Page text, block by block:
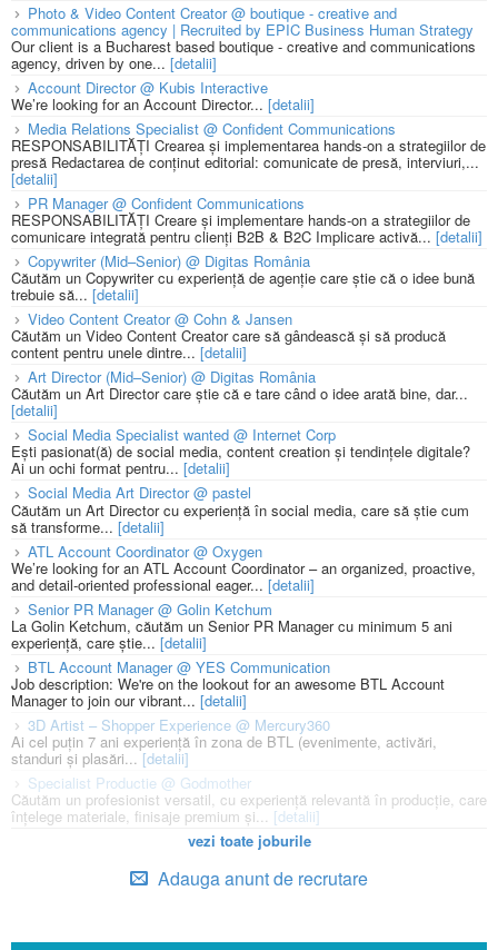
Photo & Video Content Creator @ boutique - creative and
communications agency | Recruited by EPIC Business Human Strategy
Our client is a Bucharest based boutique - creative and communications
agency, driven by one... [detalii]
Account Director @ Kubis Interactive
We’re looking for an Account Director... [detalii]
Media Relations Specialist @ Confident Communications
RESPONSABILITĂȚI Crearea și implementarea hands-on a strategiilor de
presă Redactarea de conținut editorial: comunicate de presă, interviuri,...
[detalii]
PR Manager @ Confident Communications
RESPONSABILITĂȚI Creare și implementare hands-on a strategiilor de
comunicare integrată pentru clienți B2B & B2C Implicare activă... [detalii]
Copywriter (Mid–Senior) @ Digitas România
Căutăm un Copywriter cu experiență de agenție care știe că o idee bună
trebuie să... [detalii]
Video Content Creator @ Cohn & Jansen
Căutăm un Video Content Creator care să gândească și să producă
content pentru unele dintre... [detalii]
Art Director (Mid–Senior) @ Digitas România
Căutăm un Art Director care știe că e tare când o idee arată bine, dar...
[detalii]
Social Media Specialist wanted @ Internet Corp
Ești pasionat(ă) de social media, content creation și tendințele digitale?
Ai un ochi format pentru... [detalii]
Social Media Art Director @ pastel
Căutăm un Art Director cu experiență în social media, care să știe cum
să transforme... [detalii]
ATL Account Coordinator @ Oxygen
We’re looking for an ATL Account Coordinator – an organized, proactive,
and detail-oriented professional eager... [detalii]
Senior PR Manager @ Golin Ketchum
La Golin Ketchum, căutăm un Senior PR Manager cu minimum 5 ani
experiență, care știe... [detalii]
BTL Account Manager @ YES Communication
Job description: We're on the lookout for an awesome BTL Account
Manager to join our vibrant... [detalii]
3D Artist – Shopper Experience @ Mercury360
Ai cel puțin 7 ani experiență în zona de BTL (evenimente, activări,
standuri și plasări...[detalii]
Specialist Productie @ Godmother
Căutăm un profesionist versatil, cu experiență relevantă în producție, care
înțelege materiale, finisaje premium și... [detalii]
vezi toate joburile
Adauga anunt de recrutare